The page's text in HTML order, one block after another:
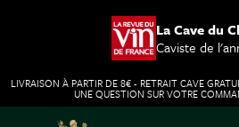
La Cave du
Caviste de
LIVRAISON À PARTIR DE 8€ - RETRAIT CAVE
UNE QUESTION SUR VOTRE
Aller au contenu